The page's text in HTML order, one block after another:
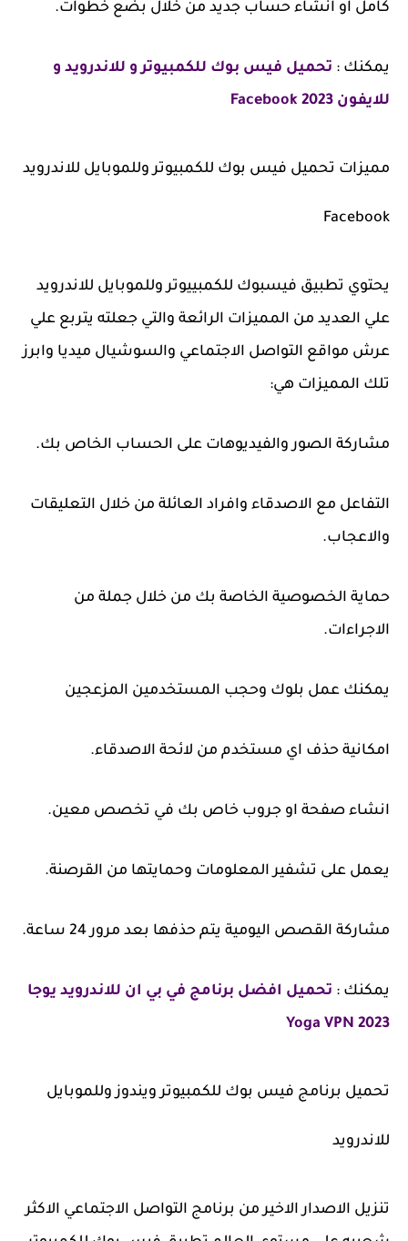
كامل او انشاء حساب جديد من خلال بضع خطوات.
يمكنك : تحميل فيس بوك للكمبيوتر و للاندرويد و
للايفون 2023 Facebook
مميزات تحميل فيس بوك للكمبيوتر وللموبايل للاندرويد
Facebook
يحتوي تطبيق فيسبوك للكمبييوتر وللموبايل للاندرويد
علي العديد من المميزات الرائعة والتي جعلته يتربع علي
عرش مواقع التواصل الاجتماعي والسوشيال ميديا وابرز
تلك المميزات هي:
مشاركة الصور والفيديوهات على الحساب الخاص بك.
التفاعل مع الاصدقاء وافراد العائلة من خلال التعليقات
والاعجاب.
حماية الخصوصية الخاصة بك من خلال جملة من
الاجراءات.
يمكنك عمل بلوك وحجب المستخدمين المزعجين
امكانية حذف اي مستخدم من لائحة الاصدقاء.
انشاء صفحة او جروب خاص بك في تخصص معين.
يعمل على تشفير المعلومات وحمايتها من القرصنة.
مشاركة القصص اليومية يتم حذفها بعد مرور 24 ساعة.
يمكنك : تحميل افضل برنامج في بي ان للاندرويد يوجا
2023 Yoga VPN
تحميل برنامج فيس بوك للكمبيوتر ويندوز وللموبايل
للاندرويد
تنزيل الاصدار الاخير من برنامج التواصل الاجتماعي الاكثر